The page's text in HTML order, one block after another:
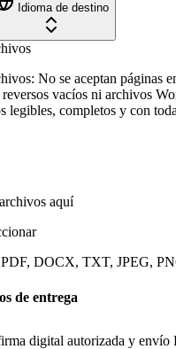
Idioma de destino
No se aceptan páginas
vacíos ni archivos
legibles, completos y con
aquí
PDF, DOCX, TXT, JPEG,
de entrega
digital autorizada y envío